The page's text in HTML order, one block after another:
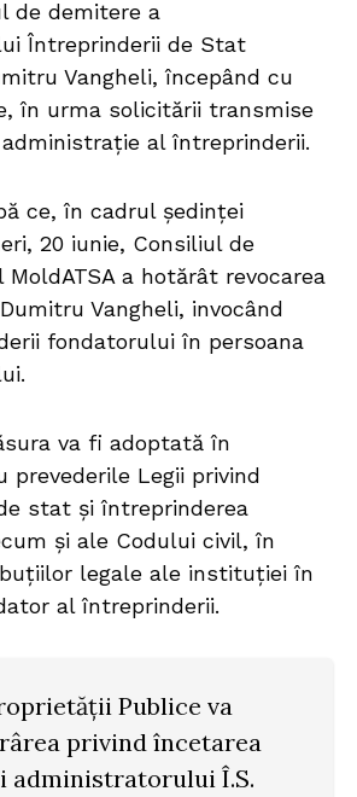
de demitere a
Întreprinderii de Stat
Vangheli, începând cu
în urma solicitării transmise
al întreprinderii.
ce, în cadrul ședinței
20 iunie, Consiliul de
a hotărât revocarea
Vangheli, invocând
fondatorului în persoana
va fi adoptată în
prevederile Legii privind
stat și întreprinderea
și ale Codului civil, în
legale ale instituției în
al întreprinderii.
Publice va
privind încetarea
administratorului Î.S.